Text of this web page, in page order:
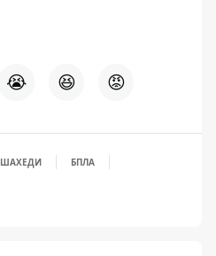
😭 😆 😡
ШАХЕДИ
БПЛА